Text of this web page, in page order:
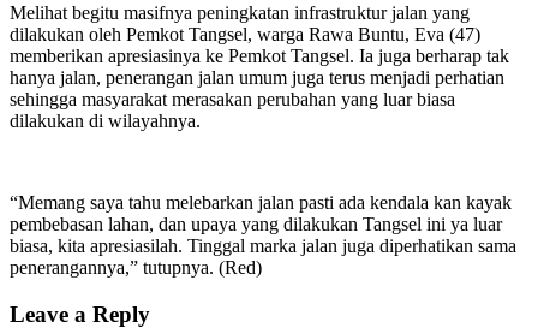
Melihat begitu masifnya peningkatan infrastruktur jalan yang
dilakukan oleh Pemkot Tangsel, warga Rawa Buntu, Eva (47)
memberikan apresiasinya ke Pemkot Tangsel. Ia juga berharap tak
hanya jalan, penerangan jalan umum juga terus menjadi perhatian
sehingga masyarakat merasakan perubahan yang luar biasa
dilakukan di wilayahnya.
“Memang saya tahu melebarkan jalan pasti ada kendala kan kayak
pembebasan lahan, dan upaya yang dilakukan Tangsel ini ya luar
biasa, kita apresiasilah. Tinggal marka jalan juga diperhatikan sama
penerangannya,” tutupnya. (Red)
Leave a Reply